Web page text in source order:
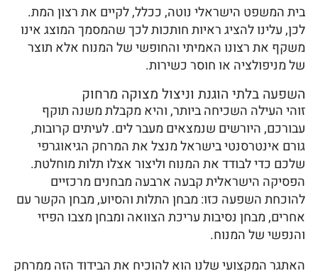
בית המשפט הישראלי נוטה, ככלל, לקיים את רצון המת.
לכן, עלינו להציג ראיות חותכות לכך שהמסמך המוצג אינו
משקף את רצונו האמיתי והחופשי של המנוח אלא תוצר
של מניפולציה או חוסר כשירות.
השפעה בלתי הוגנת וניצול מצוקה מרחוק
זוהי העילה השכיחה ביותר, והיא מקבלת משנה תוקף
עבורכם, היורשים שנמצאים מעבר לים. לעיתים קרובות,
גורם אינטרסנטי בישראל מנצל את המרחק הגיאוגרפי
שלכם כדי לבודד את המנוח וליצור אצלו תלות מוחלטת.
הפסיקה הישראלית קבעה ארבעה מבחנים מרכזיים
להוכחת השפעה כזו: מבחן התלות והסיוע, מבחן הקשר עם
אחרים, מבחן נסיבות עריכת הצוואה ומבחן מצבו הפיזי
והנפשי של המנוח.
האתגר המקצועי שלנו הוא להוכיח את הבידוד הזה ממרחק